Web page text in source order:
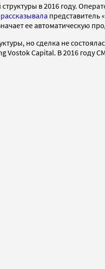
в 2016 году.
рассказывала представитель
ее автоматическую
но сделка не
Vostok Capital. В 2016 году